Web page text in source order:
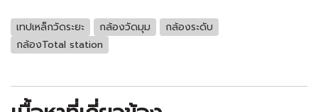
เทปเหล็กวัดระยะ กล้องวัดมุม
กล้องระดับ
กล้องTotal station